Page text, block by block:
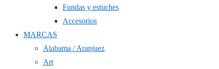
Fundas y estuches
Accesorios
MARCAS
Alabama / Aranjuez
Art